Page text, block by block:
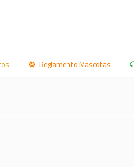
Reglamento Mascotas